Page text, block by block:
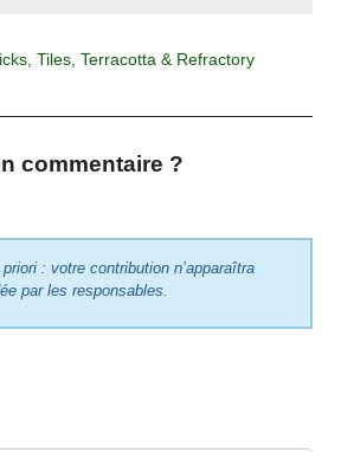
Tiles, Terracotta & Refractory
commentaire ?
: votre contribution n’apparaîtra
par les responsables.